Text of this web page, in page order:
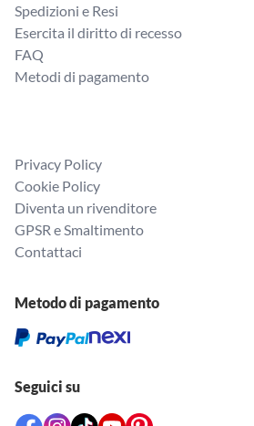
Spedizioni e Resi
Esercita il diritto di recesso
FAQ
Metodi di pagamento
Privacy Policy
Cookie Policy
Diventa un rivenditore
GPSR e Smaltimento
Contattaci
Metodo di pagamento
Seguici su